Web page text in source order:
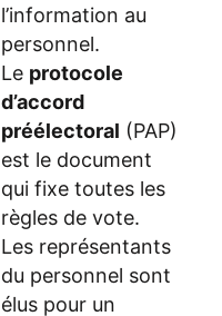
l’information au
personnel.
Le protocole
d’accord
préélectoral (PAP)
est le document
qui fixe toutes les
règles de vote.
Les représentants
du personnel sont
élus pour un